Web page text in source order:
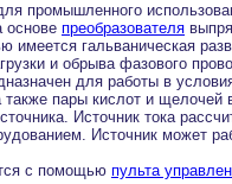
промышленного
основе преобразователя
гальваническая
и обрыва фазового
для работы в
пары кислот и щелочей
Источник тока
Источник может
с помощью пульта